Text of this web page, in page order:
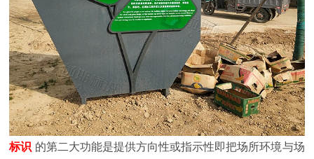
标识 的第二大功能是提供方向性或指示性即把场所环境与场